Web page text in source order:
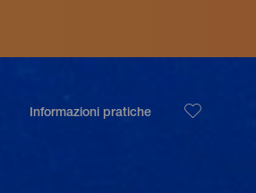
Informazioni pratiche